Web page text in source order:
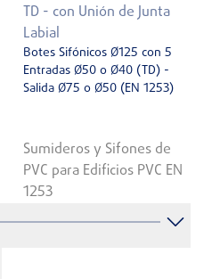
TD - con Unión de Junta
Labial
Botes Sifónicos Ø125 con 5
Entradas Ø50 o Ø40 (TD) -
Salida Ø75 o Ø50 (EN 1253)
Sumideros y Sifones de
PVC para Edificios PVC EN
1253